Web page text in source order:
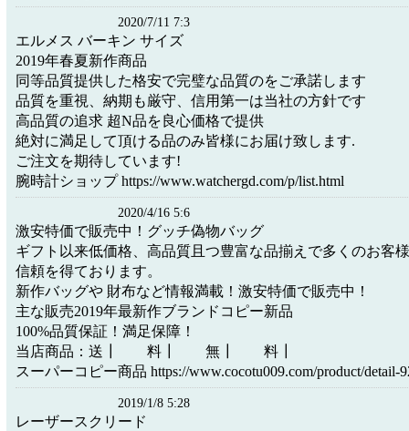
2020/7/11 7:3
エルメス バーキン サイズ
2019年春夏新作商品
同等品質提供した格安で完璧な品質のをご承諾します
品質を重視、納期も厳守、信用第一は当社の方針です
高品質の追求 超N品を良心価格で提供
絶対に満足して頂ける品のみ皆様にお届け致します.
ご注文を期待しています!
腕時計ショップ https://www.watchergd.com/p/list.html
2020/4/16 5:6
激安特価で販売中！グッチ偽物バッグ
ギフト以来低価格、高品質且つ豊富な品揃えで多くのお客
信頼を得ております。
新作バッグや 財布など情報満載！激安特価で販売中！
主な販売2019年最新作ブランドコピー新品
100%品質保証！満足保障！
当店商品：送┃ 料┃ 無┃ 料┃
スーパーコピー商品 https://www.cocotu009.com/product/detail-
2019/1/8 5:28
レーザースクリード